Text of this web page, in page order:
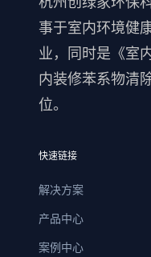
事于室内环境健
业，同时是《室
内装修苯系物清
位。
快速链接
解决方案
产品中心
案例中心